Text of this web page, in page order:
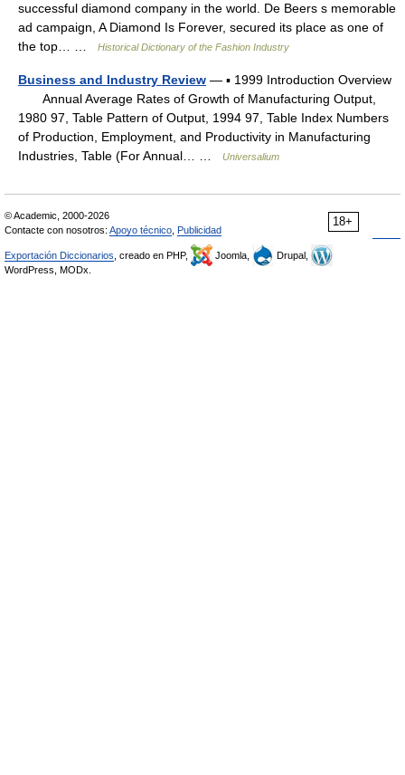
successful diamond company in the world. De Beers s memorable
ad campaign, A Diamond Is Forever, secured its place as one of
the top… …
Historical Dictionary of the Fashion Industry
Business and Industry Review — ▪ 1999 Introduction Overview
Annual Average Rates of Growth of Manufacturing Output,
1980 97, Table Pattern of Output, 1994 97, Table Index Numbers
of Production, Employment, and Productivity in Manufacturing
Industries, Table (For Annual… …
Universalium
18+
© Academic, 2000-2026
Contacte con nosotros: Apoyo técnico Publicidad
Exportación Diccionarios , creado en PHP, Joomla,
Drupal,
WordPress, MODx.